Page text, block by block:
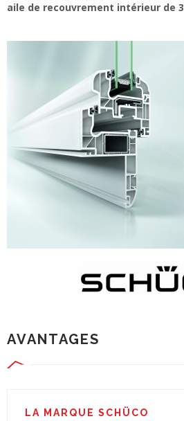
aile de recouvrement intérieur de
AVANTAGES
LA MARQUE SCHÜCO